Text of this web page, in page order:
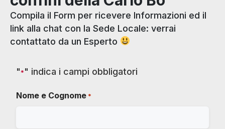
Compila il Form per ricevere Informazioni ed il
link alla chat con la Sede Locale: verrai
contattato da un Esperto
"*" indica i campi obbligatori
Nome e Cognome *